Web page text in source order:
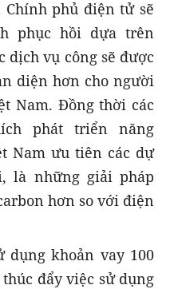
Chính phủ điện tử sẽ
phục hồi dựa trên
dịch vụ công sẽ được
diện hơn cho người
Nam. Đồng thời các
phát triển năng
Nam ưu tiên các dự
là những giải pháp
hơn so với điện
dụng khoản vay 100
đẩy việc sử dụng